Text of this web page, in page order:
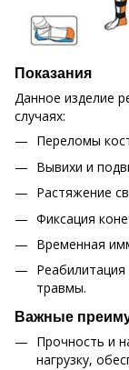
Показания
Данное изделие
случаях:
Переломы
Вывихи и
Растяжение
Фиксация
Временная
Реабилитация
травмы.
Важные
Прочность и
нагрузку,